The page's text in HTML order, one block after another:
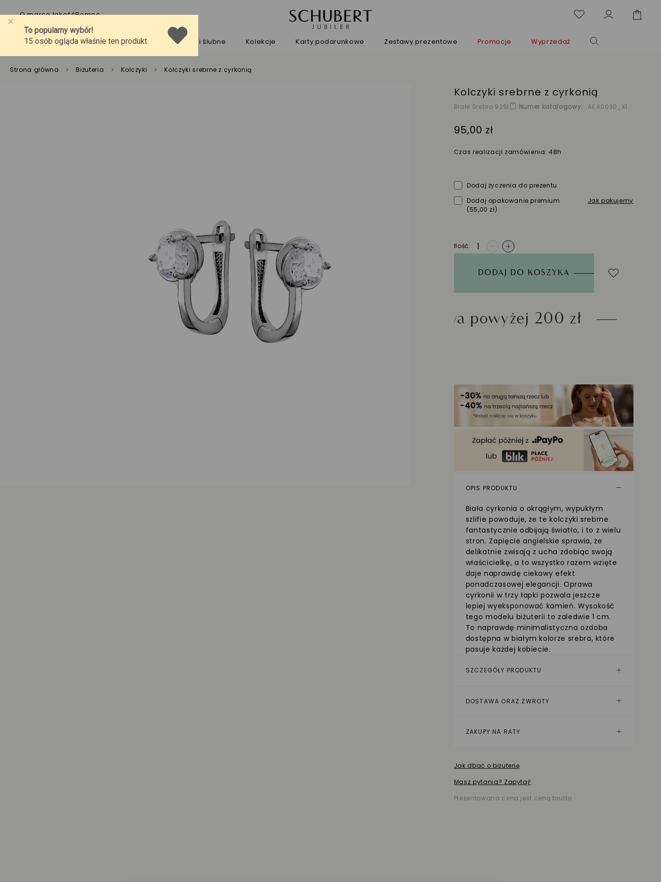
O marceJakośćPomoc
Biżuteria Pierścionki Obrączki ślubne Kolekcje Karty podarunkowe Zestawy prezentowe Promocje Wyprzedaż
Strona główna Biżuteria Kolczyki Kolczyki srebrne z cyrkonią
Kolczyki srebrne z cyrkonią
Białe Srebro 925| Numer katalogowy AE K0030_X1
95,00 zł
Czas realizacji zamówienia: 48h
Dodaj życzenia do prezentu
Dodaj opakowanie premium
(55,00 zł)
Jak pakujemy
Ilość +
DODAJ DO KOSZYKA
Darmowa dostawa powyżej 200 zł Możliwość
OPIS PRODUKTU
Biała cyrkonia o okrągłym, wypukłym
szlifie powoduje, że te kolczyki srebrne
fantastycznie odbijają światło, i to z wielu
stron. Zapięcie angielskie sprawia, że
delikatnie zwisają z ucha zdobiąc swoją
właścicielkę, a to wszystko razem wzięte
daje naprawdę ciekawy efekt
ponadczasowej elegancji. Oprawa
cyrkonii w trzy łapki pozwala jeszcze
lepiej wyeksponować kamień. Wysokość
tego modelu biżuterii to zaledwie 1 cm.
To naprawdę minimalistyczna ozdoba
dostępna w białym kolorze srebra, które
pasuje każdej kobiecie.
SZCZEGÓŁY PRODUKTU
DOSTAWA ORAZ ZWROTY
ZAKUPY NA RATY
Jak dbać o biżuterię
Masz pytania? Zapytaj!
Prezentowana cena jest ceną brutto